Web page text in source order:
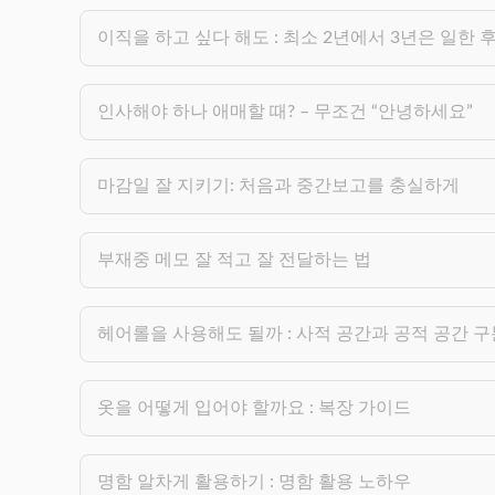
이직을 하고 싶다 해도 : 최소 2년에서 3년은 일한 후
인사해야 하나 애매할 때? – 무조건 “안녕하세요”
마감일 잘 지키기: 처음과 중간보고를 충실하게
부재중 메모 잘 적고 잘 전달하는 법
헤어롤을 사용해도 될까 : 사적 공간과 공적 공간 구
옷을 어떻게 입어야 할까요 : 복장 가이드
명함 알차게 활용하기 : 명함 활용 노하우